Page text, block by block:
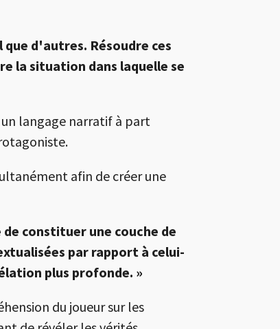
d'autres. Résoudre ces
la situation dans laquelle se
langage narratif à part
afin de créer une
constituer une couche de
par rapport à celui-
plus profonde. »
du joueur sur les